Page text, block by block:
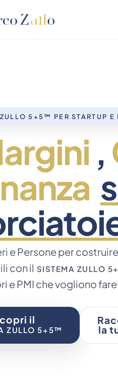
5+5™ PER STARTUP E
,
e Persone per
con il SISTEMA ZULLO
e PMI che vogliono
il
ZULLO 5+5™ la